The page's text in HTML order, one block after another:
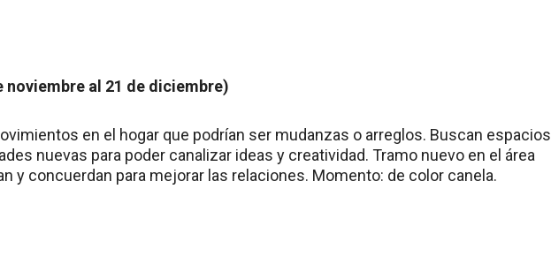
noviembre al 21 de diciembre)
en el hogar que podrían ser mudanzas o arreglos. Buscan espacios
nuevas para poder canalizar ideas y creatividad. Tramo nuevo en el área
y concuerdan para mejorar las relaciones. Momento: de color canela.